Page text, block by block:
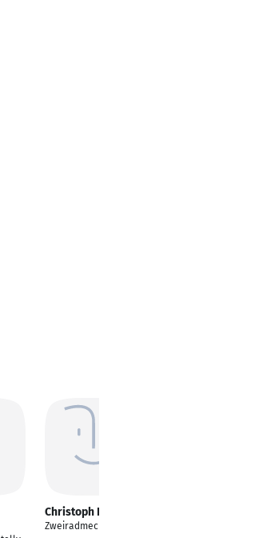
Christoph Kister
Zweiradmechaniker